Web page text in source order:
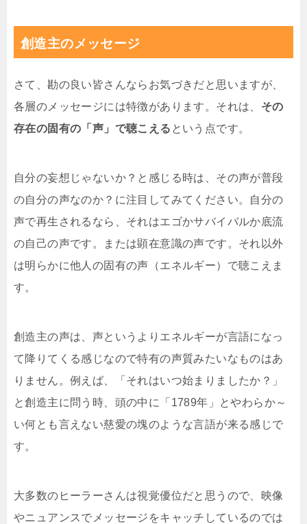
創造主のメッセージ
さて、勘の良い皆さんならお気づきだと思いますが、
各層のメッセージには特徴があります。それは、 その
存在の固有の「声」で聴こえる という点です。
自分の妄想じゃないか？と感じる時は、その声が普段
の自分の声なのか？に注目してみてください。自分の
声で再生されるなら、それはエゴかサバイバルか底流
の自己の声です。または顕在意識の声です。それ以外
は明らかに他人の固有の声（エネルギー）で聴こえま
す。
創造主の声は、声というよりエネルギーが言語になっ
て降りてくる感じなので特有の声質みたいなものはあ
りません。例えば、「それはいつ始まりましたか？」
と創造主に問う時、頭の中に「1789年」とやわらか～
い何とも言えない慈愛の塊のような言語が来る感じで
す。
大多数のヒーラーさんは視覚優位だと思うので、映像
やニュアンスでメッセージをキャッチしているのでは